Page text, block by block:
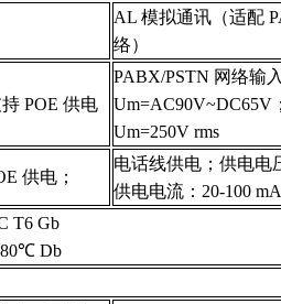
AL 模拟通讯（适配
络）
POE 供电
PABX/PSTN 网络输
Um=AC90V~DC65V
Um=250V rms
供电；
电话线供电； 供电电
供电电流：20-100 mA
T6 Gb
Db